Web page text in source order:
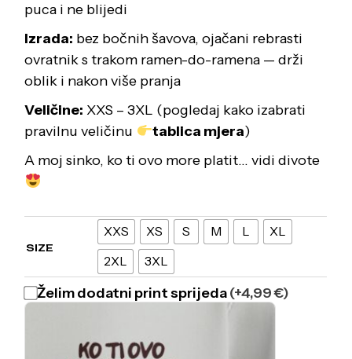
puca i ne blijedi
Izrada: bez bočnih šavova, ojačani rebrasti
ovratnik s trakom ramen-do-ramena — drži
oblik i nakon više pranja
Veličine: XXS – 3XL (pogledaj kako izabrati
pravilnu veličinu
tablica mjera)
A moj sinko, ko ti ovo more platit… vidi divote
SIZE
XXS XS S M L
XL
2XL
3XL
Želim dodatni print sprijeda(+4,99 €)